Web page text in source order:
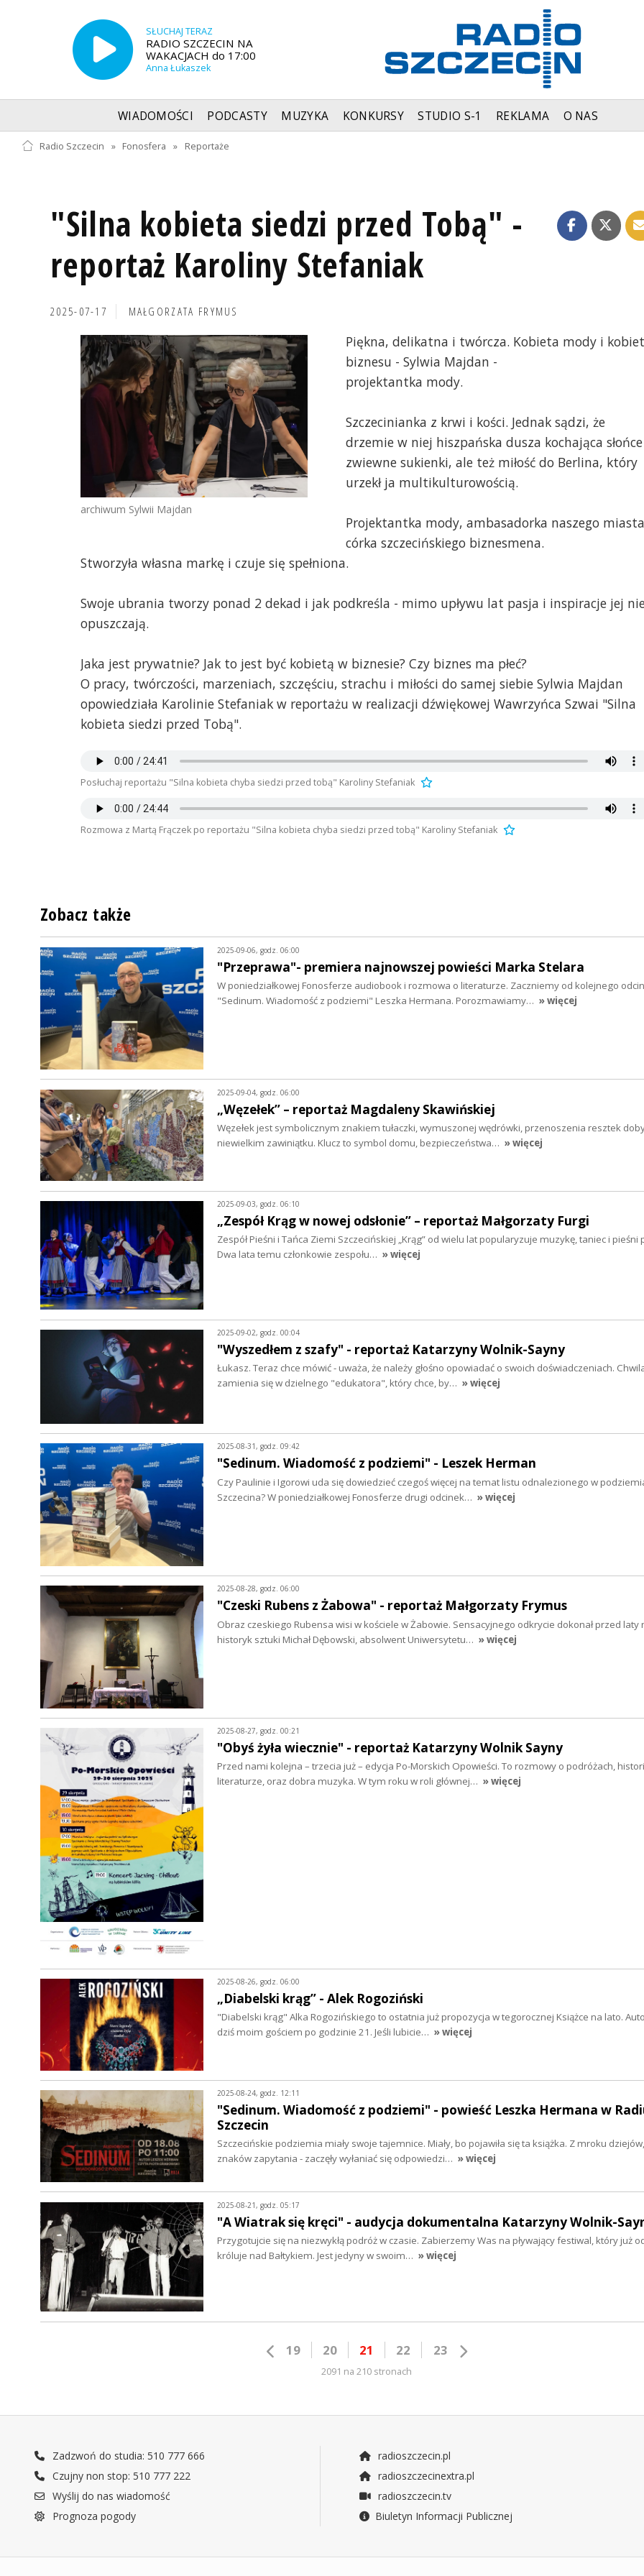
SŁUCHAJ TERAZ
RADIO SZCZECIN NA
WAKACJACH do 17:00
Anna Łukaszek
WIADOMOŚCI PODCASTY MUZYKA KONKURSY STUDIO S-1 REKLAMA O NAS
Radio Szczecin » Fonosfera » Reportaże
"Silna kobieta siedzi przed Tobą" -
reportaż Karoliny Stefaniak
2025-07-17 MAŁGORZATA FRYMUS
archiwum Sylwii Majdan
Piękna, delikatna i twórcza. Kobieta mody i
biznesu - Sylwia Majdan -
projektantka mody.
Szczecinianka z krwi i kości. Jednak sądzi, że
drzemie w niej hiszpańska dusza kochająca
zwiewne sukienki, ale też miłość do Berlina, który
urzekł ja multikulturowością.
Projektantka mody, ambasadorka naszego
córka szczecińskiego biznesmena.
Stworzyła własna markę i czuje się spełniona.
Swoje ubrania tworzy ponad 2 dekad i jak podkreśla - mimo upływu lat pasja i inspiracje jej
opuszczają.
Jaka jest prywatnie? Jak to jest być kobietą w biznesie? Czy biznes ma płeć?
O pracy, twórczości, marzeniach, szczęściu, strachu i miłości do samej siebie Sylwia Majdan
opowiedziała Karolinie Stefaniak w reportażu w realizacji dźwiękowej Wawrzyńca Szwai "Silna
kobieta siedzi przed Tobą".
Posłuchaj reportażu "Silna kobieta chyba siedzi przed tobą" Karoliny Stefaniak
Rozmowa z Martą Frączek po reportażu "Silna kobieta chyba siedzi przed tobą" Karoliny Stefaniak
Zobacz także
2025-09-06, godz. 06:00
"Przeprawa"- premiera najnowszej powieści Marka Stelara
W poniedziałkowej Fonosferze audiobook i rozmowa o literaturze. Zaczniemy od kolejnego
"Sedinum. Wiadomość z podziemi" Leszka Hermana. Porozmawiamy… » więcej
2025-09-04, godz. 06:00
„Węzełek” – reportaż Magdaleny Skawińskiej
Węzełek jest symbolicznym znakiem tułaczki, wymuszonej wędrówki, przenoszenia resztek
niewielkim zawiniątku. Klucz to symbol domu, bezpieczeństwa… » więcej
2025-09-03, godz. 06:10
„Zespół Krąg w nowej odsłonie” – reportaż Małgorzaty Furgi
Zespół Pieśni i Tańca Ziemi Szczecińskiej „Krąg” od wielu lat popularyzuje muzykę, taniec i pieśni
Dwa lata temu członkowie zespołu… » więcej
2025-09-02, godz. 00:04
"Wyszedłem z szafy" - reportaż Katarzyny Wolnik-Sayny
Łukasz. Teraz chce mówić - uważa, że należy głośno opowiadać o swoich doświadczeniach.
zamienia się w dzielnego "edukatora", który chce, by… » więcej
2025-08-31, godz. 09:42
"Sedinum. Wiadomość z podziemi" - Leszek Herman
Czy Paulinie i Igorowi uda się dowiedzieć czegoś więcej na temat listu odnalezionego w
Szczecina? W poniedziałkowej Fonosferze drugi odcinek… » więcej
2025-08-28, godz. 06:00
"Czeski Rubens z Żabowa" - reportaż Małgorzaty Frymus
Obraz czeskiego Rubensa wisi w kościele w Żabowie. Sensacyjnego odkrycie dokonał przed laty
historyk sztuki Michał Dębowski, absolwent Uniwersytetu… » więcej
2025-08-27, godz. 00:21
"Obyś żyła wiecznie" - reportaż Katarzyny Wolnik Sayny
Przed nami kolejna – trzecia już – edycja Po-Morskich Opowieści. To rozmowy o podróżach,
literaturze, oraz dobra muzyka. W tym roku w roli głównej… » więcej
2025-08-26, godz. 06:00
„Diabelski krąg” - Alek Rogoziński
"Diabelski krąg" Alka Rogozińskiego to ostatnia już propozycja w tegorocznej Książce na lato.
dziś moim gościem po godzinie 21. Jeśli lubicie… » więcej
2025-08-24, godz. 12:11
"Sedinum. Wiadomość z podziemi" - powieść Leszka Hermana w
Szczecin
Szczecińskie podziemia miały swoje tajemnice. Miały, bo pojawiła się ta książka. Z mroku
znaków zapytania - zaczęły wyłaniać się odpowiedzi… » więcej
2025-08-21, godz. 05:17
"A Wiatrak się kręci" - audycja dokumentalna Katarzyny Wolnik-
Przygotujcie się na niezwykłą podróż w czasie. Zabierzemy Was na pływający festiwal, który już
króluje nad Bałtykiem. Jest jedyny w swoim… » więcej
19 20 21 22 23
2091 na 210 stronach
Zadzwoń do studia: 510 777 666
Czujny non stop: 510 777 222
Wyślij do nas wiadomość
Prognoza pogody
radioszczecin.pl
radioszczecinextra.pl
radioszczecin.tv
Biuletyn Informacji Publicznej